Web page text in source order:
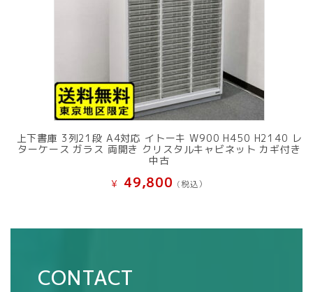
上下書庫 3列21段 A4対応 イトーキ W900 H450 H2140 レ
ターケース ガラス 両開き クリスタルキャビネット カギ付き
中古
¥ 49,800 (税込）
CONTACT